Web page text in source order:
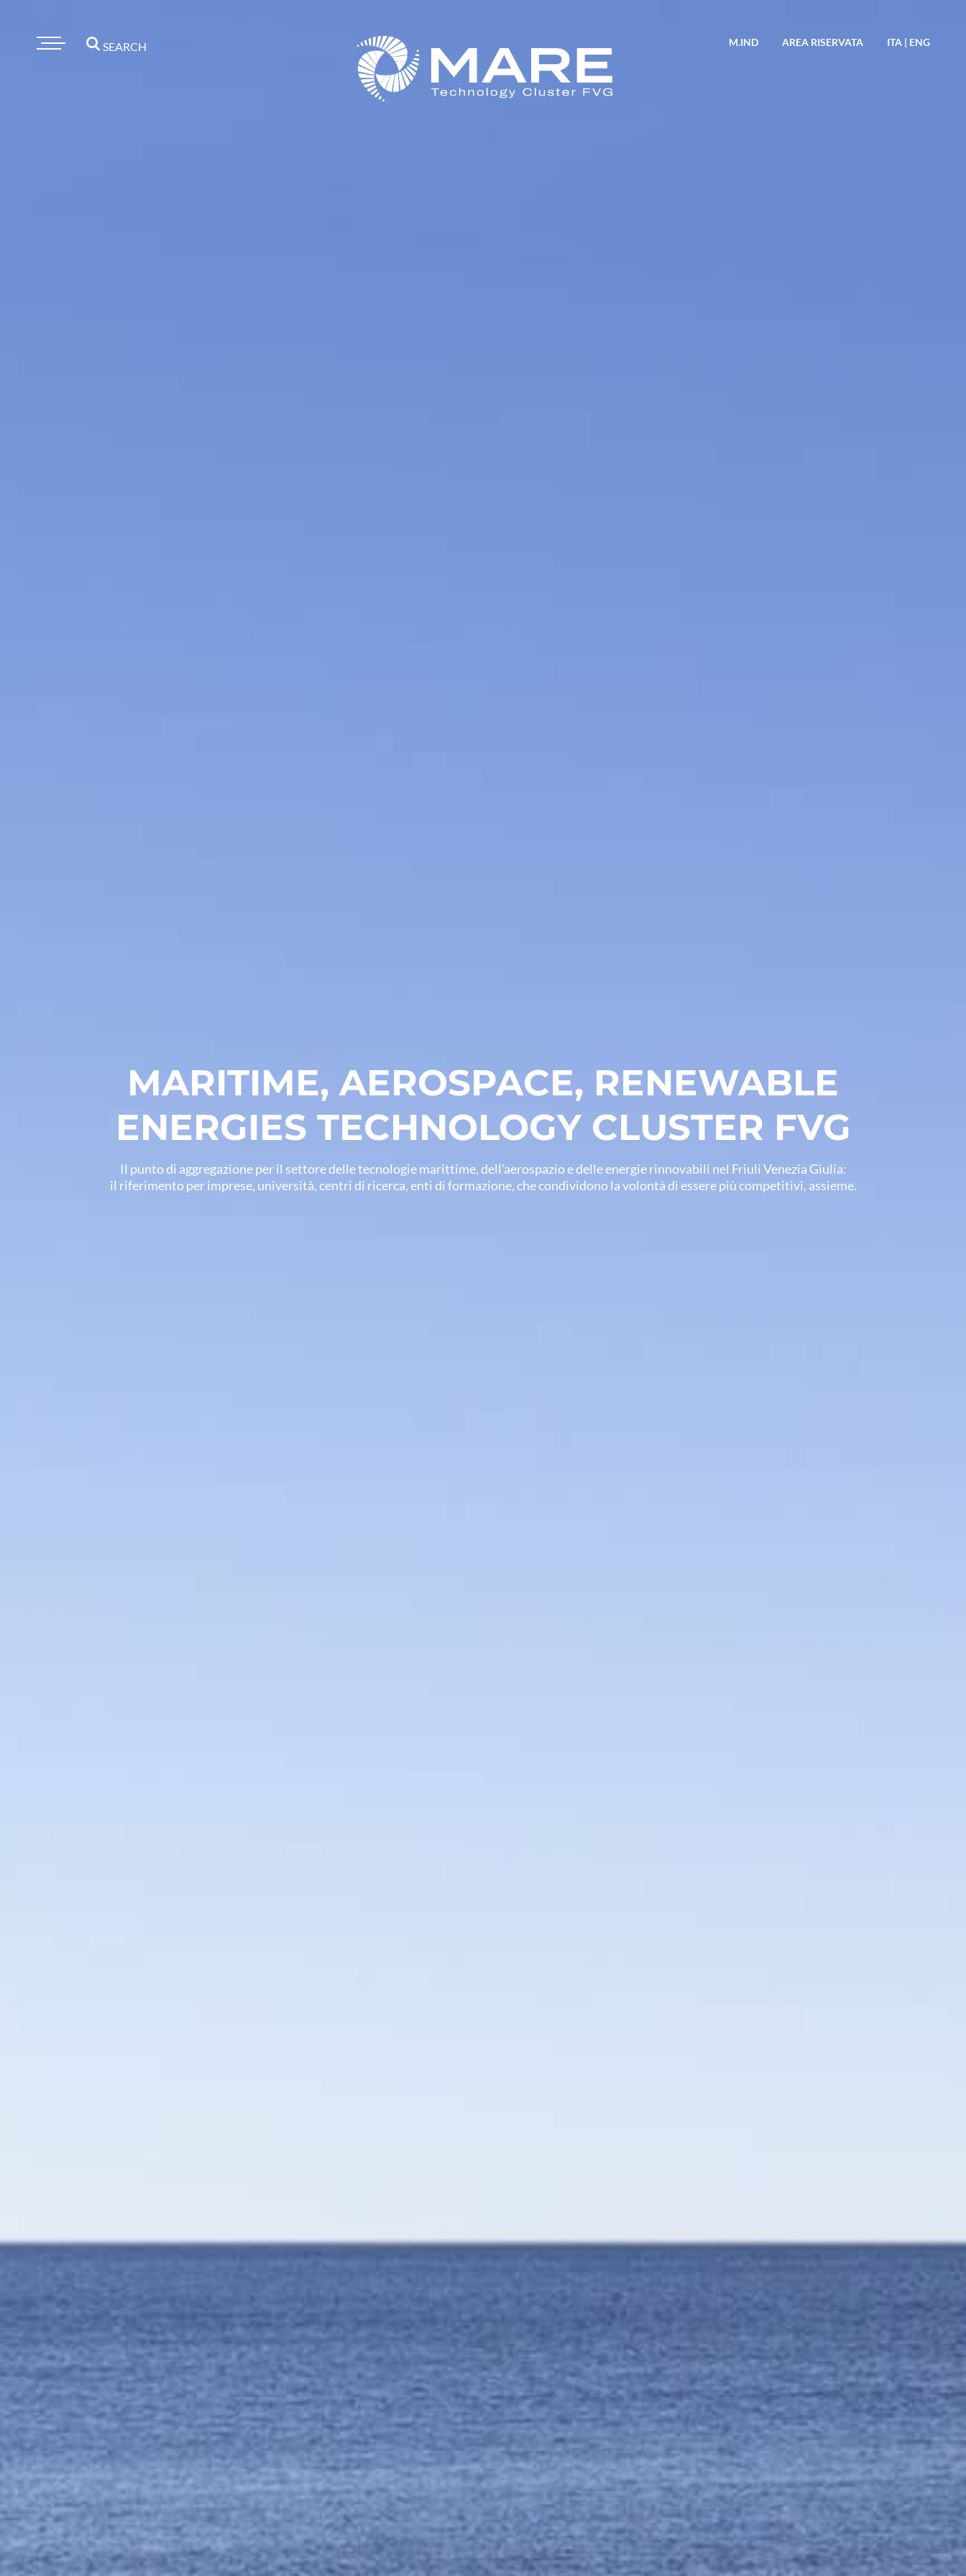
SEARCH M.IND AREA RISERVATA ITA | ENG
MARITIME, AEROSPACE, RENEWABLE
ENERGIES TECHNOLOGY CLUSTER FVG
Il punto di aggregazione per il settore delle tecnologie marittime, dell'aerospazio e delle energie rinnovabili nel Friuli Venezia Giulia:
il riferimento per imprese, università, centri di ricerca, enti di formazione, che condividono la volontà di essere più competitivi, assieme.